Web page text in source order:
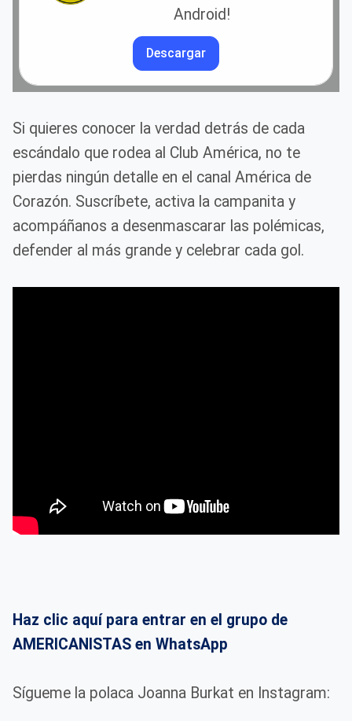
Android!
Descargar
Si quieres conocer la verdad detrás de cada
escándalo que rodea al Club América, no te
pierdas ningún detalle en el canal América de
Corazón. Suscríbete, activa la campanita y
acompáñanos a desenmascarar las polémicas,
defender al más grande y celebrar cada gol.
Haz clic aquí para entrar en el grupo de
AMERICANISTAS en WhatsApp
Sígueme la polaca Joanna Burkat en Instagram: